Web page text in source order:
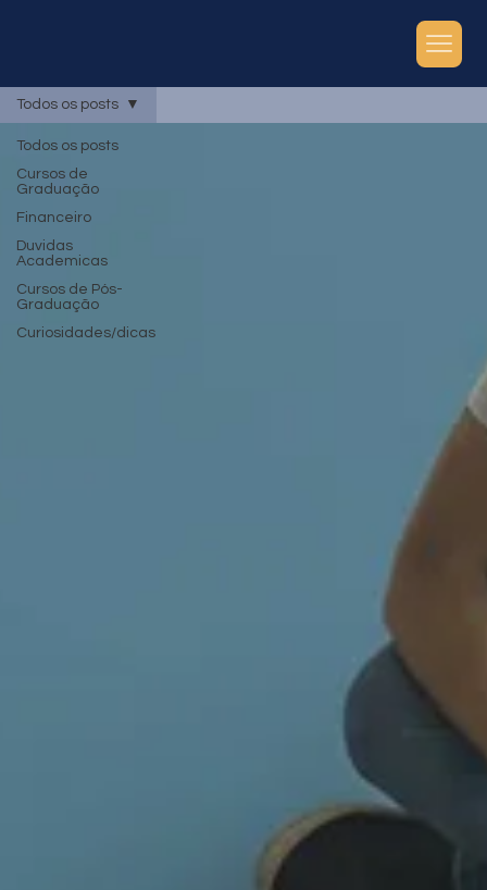
Todos os posts
Cursos de
Graduação
Financeiro
Duvidas
Academicas
Cursos de Pós-
Graduação
Curiosidades/dicas
Todos os posts